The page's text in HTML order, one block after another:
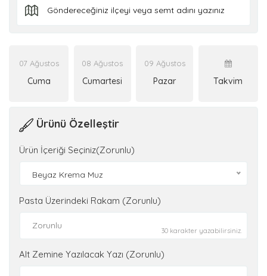
07 Ağustos
Cuma
08 Ağustos
Cumartesi
09 Ağustos
Pazar Takvim
Ürünü Özelleştir
Ürün İçeriği Seçiniz(Zorunlu)
Beyaz Krema Muz
Pasta Üzerindeki Rakam (Zorunlu)
30 karakter yazabilirsiniz.
Alt Zemine Yazılacak Yazı (Zorunlu)